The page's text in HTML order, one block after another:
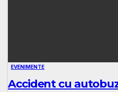
EVENIMENTE
Accident cu